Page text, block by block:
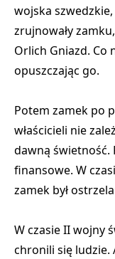
wojska
zrujnowały
Orlich Gniazd. Co
opuszczając go.
Potem zamek po
właścicieli nie
dawną świetność.
finansowe. W
zamek był
W czasie II wojny
chronili się ludzie.